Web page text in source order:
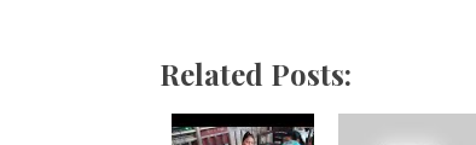
Related Posts: